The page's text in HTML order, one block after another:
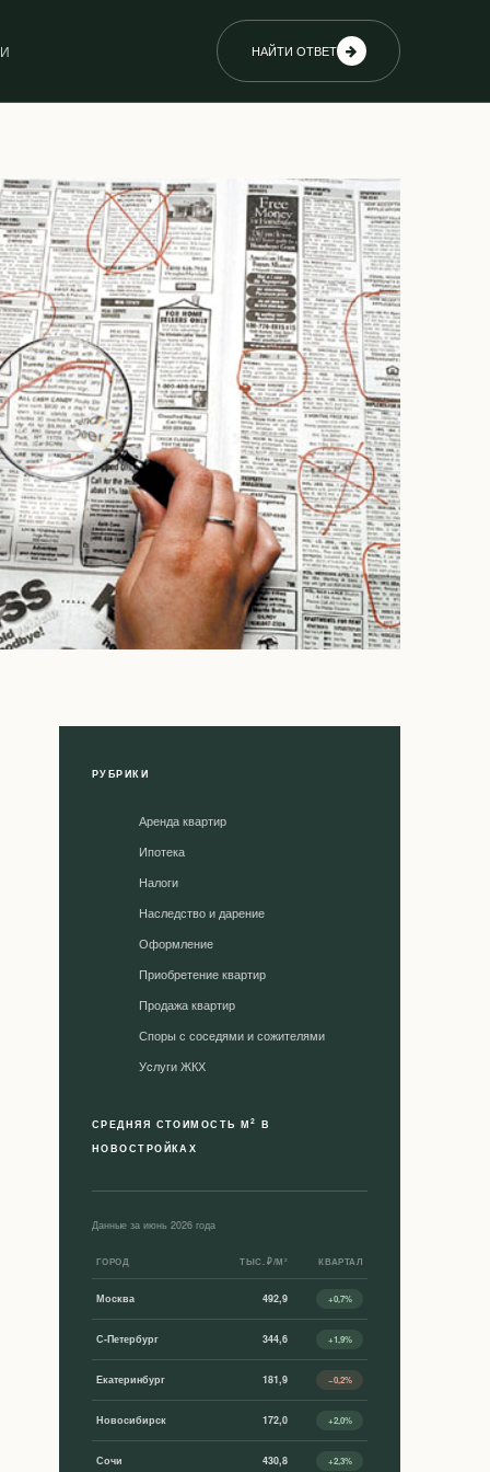
НАЙТИ ОТВЕТ
РУБРИКИ
Аренда квартир
Ипотека
Налоги
Наследство и дарение
Оформление
Приобретение квартир
Продажа квартир
Споры с соседями и сожителями
Уcлуги ЖКХ
СРЕДНЯЯ СТОИМОСТЬ М2 В
НОВОСТРОЙКАХ
Данные за июнь 2026 года
ГОРОД ТЫС. ₽/М² КВАРТАЛ
Москва 492,9 +0,7%
С-Петербург 344,6 +1,9%
Екатеринбург 181,9 −0,2%
Новосибирск 172,0 +2,0%
Сочи 430,8 +2,3%